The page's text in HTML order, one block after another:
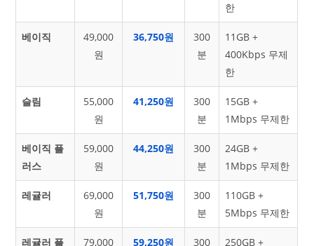
한
베이직
49,000
원
36,750원
300
분
11GB +
400Kbps 무제
한
슬림
55,000
원
41,250원
300
분
15GB +
1Mbps 무제한
베이직 플
러스
59,000
원
44,250원
300
분
24GB +
1Mbps 무제한
레귤러
69,000
원
51,750원
300
분
110GB +
5Mbps 무제한
레귤러 플 79,000 59,250원 300 250GB +